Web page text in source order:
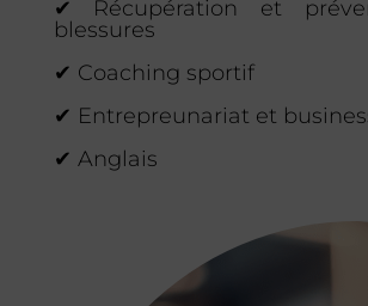
✔ Récupération et
blessures
✔ Coaching sportif
✔ Entrepreunariat et
✔ Anglais